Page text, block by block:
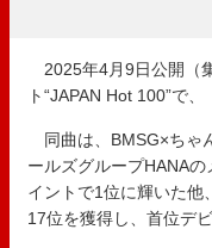
2025年4月9日公開（
ト“JAPAN Hot 100”で
同曲は、BMSG×ちゃ
ールズグループHANA
イントで1位に輝いた
17位を獲得し、首位デ